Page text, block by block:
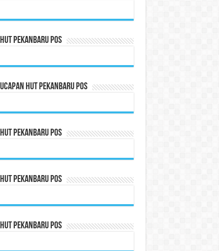
Pekanbaru Pos
HUT Pekanbaru Pos
Pekanbaru Pos
Pekanbaru Pos
Pekanbaru Pos